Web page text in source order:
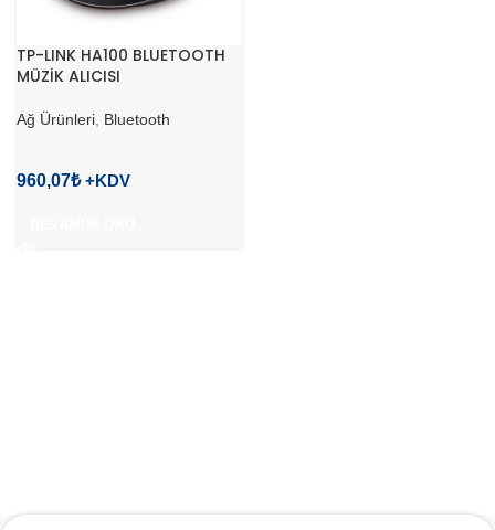
TP-LINK HA100 BLUETOOTH
MÜZİK ALICISI
Ağ Ürünleri Bluetooth
960,07₺